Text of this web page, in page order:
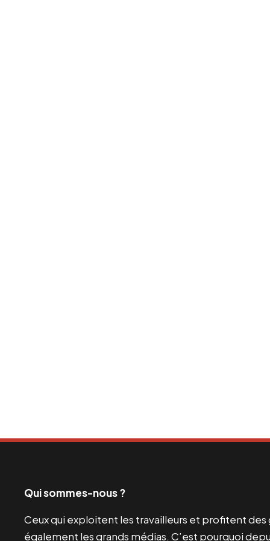
Qui sommes-nous ?
Ceux qui exploitent les travailleurs et profitent des
également les grands médias. C’est pourquoi